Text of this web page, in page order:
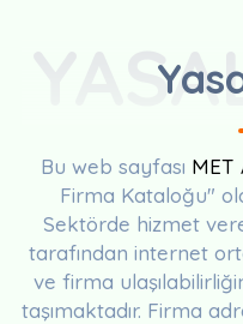
Bu web sayfası MET
Firma Kataloğu"
Sektörde hizmet
tarafından internet
ve firma
taşımaktadır. Firma